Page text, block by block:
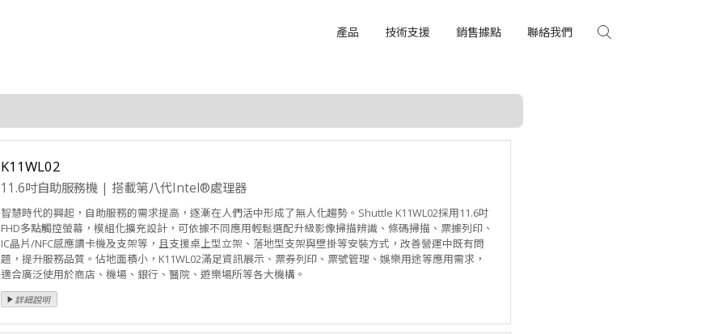
產品 技術支援 銷售據點 聯絡我們
K11WL02
11.6吋自助服務機 | 搭載第八代Intel®處理器
智慧時代的興起，自助服務的需求提高，逐漸在人們活中形成了無人化趨勢。Shuttle K11WL02採用11.6吋
FHD多點觸控螢幕，模組化擴充設計，可依據不同應用輕鬆選配升級影像掃描辨識、條碼掃描、票據列印、
IC晶片/NFC感應讀卡機及支架等，且支援桌上型立架、落地型支架與壁掛等安裝方式，改善營運中既有問
題，提升服務品質。佔地面積小，K11WL02滿足資訊展示、票券列印、票號管理、娛樂用途等應用需求，
適合廣泛使用於商店、機場、銀行、醫院、遊樂場所等各大機構。